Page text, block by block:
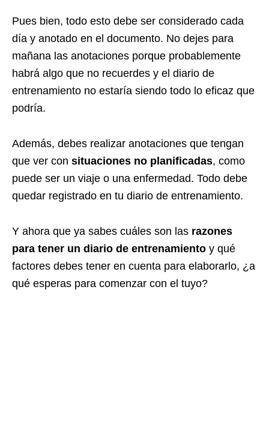
Pues bien, todo esto debe ser considerado cada
día y anotado en el documento. No dejes para
mañana las anotaciones porque probablemente
habrá algo que no recuerdes y el diario de
entrenamiento no estaría siendo todo lo eficaz que
podría.
Además, debes realizar anotaciones que tengan
que ver con situaciones no planificadas, como
puede ser un viaje o una enfermedad. Todo debe
quedar registrado en tu diario de entrenamiento.
Y ahora que ya sabes cuáles son las razones
para tener un diario de entrenamiento y qué
factores debes tener en cuenta para elaborarlo, ¿a
qué esperas para comenzar con el tuyo?